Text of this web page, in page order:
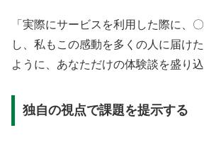
「実際にサービスを利用した際に、
し、私もこの感動を多くの人に届け
ように、あなただけの体験談を盛り込
独自の視点で課題を提示する